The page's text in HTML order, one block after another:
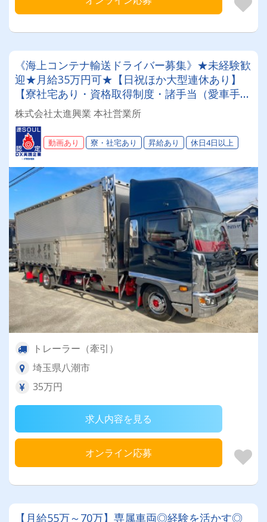
《海上コンテナ輸送ドライバー募集》★未経験歓
迎★月給35万円可★【日祝ほか大型連休あり】
【寮社宅あり・資格取得制度・諸手当（愛車手当
ほか）】大型車両へのステップアップをお考えの
方、必見♪
株式会社太進興業 本社営業所
動画あり 寮・社宅あり 昇給あり 休日4日以上
トレーラー（牽引）
埼玉県八潮市
35万円
求人内容を見る
オンライン応募
【月給55万～70万】専属車両◎経験を活かす◎